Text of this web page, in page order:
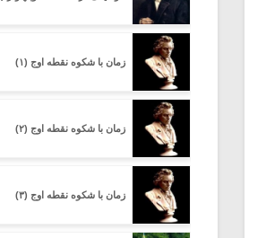
زمان با شکوه نقطه اوج (۱)
زمان با شکوه نقطه اوج (۲)
زمان با شکوه نقطه اوج (۳)
میکلوش روژا
یادداشتی بر موسیقی
متن فیلم «متری
شیش و نیم»